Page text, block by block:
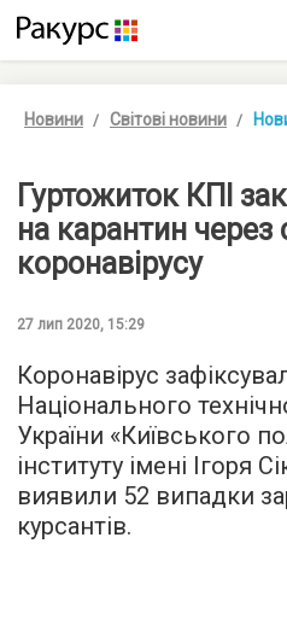
Новини Світові новини
Гуртожиток КПІ
на карантин через
коронавірусу
27 лип 2020, 15:29
Коронавірус
Національного
України «Київського
інституту імені Ігоря
виявили 52 випадки
курсантів.